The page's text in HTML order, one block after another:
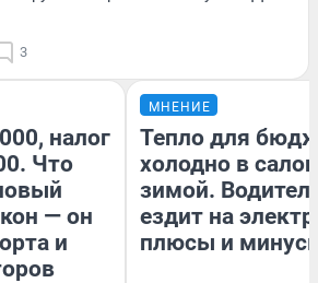
3
налог
Что
— он
и
МНЕНИЕ
Тепло для
холодно в
зимой.
ездит на
плюсы и